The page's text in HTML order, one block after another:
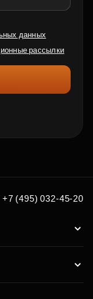
данных
рассылки
+7 (495) 032-45-20